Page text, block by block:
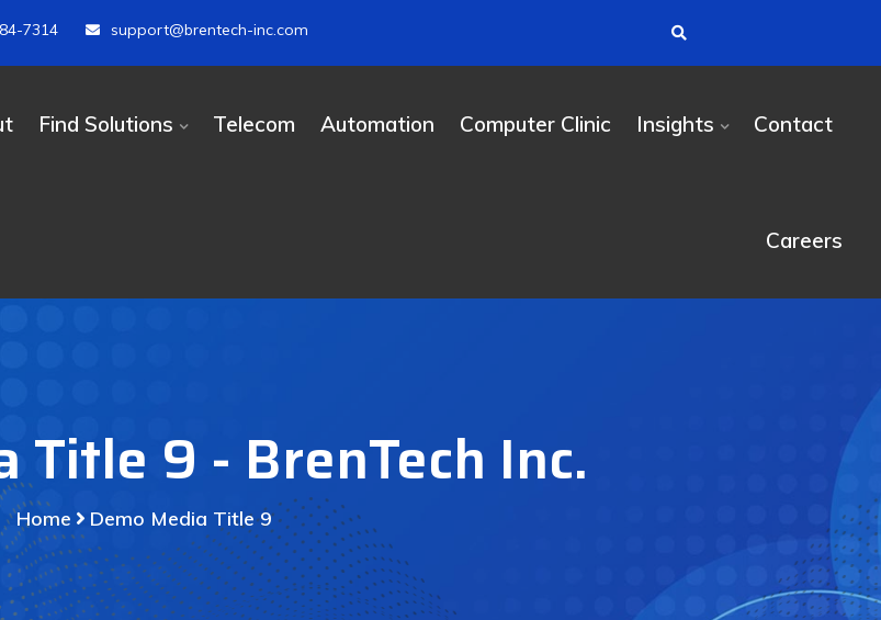
7314 support@brentech-inc.com
Find Solutions Telecom Automation Computer Clinic Insights Contact
Careers
Title 9 - BrenTech Inc.
Home Demo Media Title 9